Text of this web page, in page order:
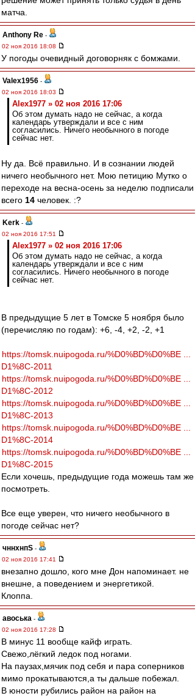
матча.
Anthony Re -
02 ноя 2016 18:08
У погоды очевидный договорняк с бомжами.
Valex1956 -
02 ноя 2016 18:03
Alex1977 » 02 ноя 2016 17:06
Об этом думать надо не сейчас, а когда
календарь утверждали и все с ним
согласились. Ничего необычного в погоде
сейчас нет.
Ну да. Всё правильно. И в сознании людей
ничего необычного нет. Мою петицию Мутко о
переходе на весна-осень за неделю подписали
всего 14 человек. :?
Kerk -
02 ноя 2016 17:51
Alex1977 » 02 ноя 2016 17:06
Об этом думать надо не сейчас, а когда
календарь утверждали и все с ним
согласились. Ничего необычного в погоде
сейчас нет.
В предыдущие 5 лет в Томске 5 ноября было
(перечисляю по годам): +6, -4, +2, -2, +1
https://tomsk.nuipogoda.ru/%D0%BD%D0%BE ...
D1%8C-2011
https://tomsk.nuipogoda.ru/%D0%BD%D0%BE ...
D1%8C-2012
https://tomsk.nuipogoda.ru/%D0%BD%D0%BE ...
D1%8C-2013
https://tomsk.nuipogoda.ru/%D0%BD%D0%BE ...
D1%8C-2014
https://tomsk.nuipogoda.ru/%D0%BD%D0%BE ...
D1%8C-2015
Если хочешь, предыдущие года можешь там же
посмотреть.
Все еще уверен, что ничего необычного в
погоде сейчас нет?
чннхнпS -
02 ноя 2016 17:41
внезапно дошло, кого мне Дон напоминает. не
внешне, а поведением и энергетикой.
Клоппа.
авоська -
02 ноя 2016 17:28
В минус 11 вообще кайф играть.
Свежо,лёгкий ледок под ногами.
На паузах,мячик под себя и пара соперников
мимо прокатываются,а ты дальше побежал.
В юности рубились район на район на